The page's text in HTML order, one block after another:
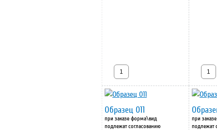
Образец 011
при заказе форма\вид
подлежат согласованию
при
подлежат